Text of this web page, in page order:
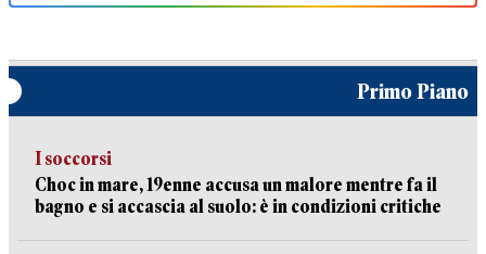
Primo Piano
I soccorsi
Choc in mare, 19enne accusa un malore mentre fa il
bagno e si accascia al suolo: è in condizioni critiche